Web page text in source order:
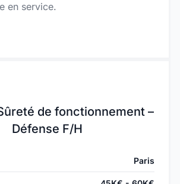
en service.
de fonctionnement –
Défense F/H
Paris